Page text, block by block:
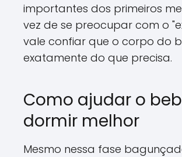
importantes dos primeiros
vez de se preocupar com o
vale confiar que o corpo do
exatamente do que precisa.
Como ajudar o
dormir melhor
Mesmo nessa fase